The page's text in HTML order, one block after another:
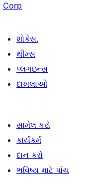
Corp
શોકેસ.
થીમ્સ
પ્લગઇન્સ
દાખલાઓ
સામેલ કરો
કાર્યકર્મ
દાન કરો
ભવિષ્ય માટે પાંચ